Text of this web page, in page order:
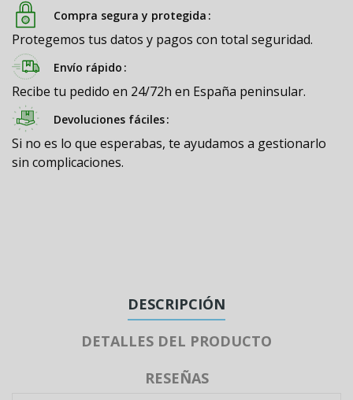
Compra segura y protegida
Protegemos tus datos y pagos con total seguridad.
Envío rápido
Recibe tu pedido en 24/72h en España peninsular.
Devoluciones fáciles
Si no es lo que esperabas, te ayudamos a gestionarlo
sin complicaciones.
DESCRIPCIÓN
DETALLES DEL PRODUCTO
RESEÑAS